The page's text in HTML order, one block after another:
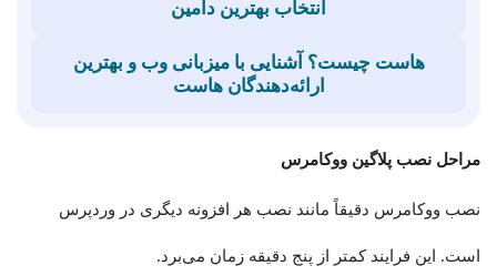
انتخاب بهترین دامین
هاست چیست؟ آشنایی با میزبانی وب و بهترین
ارائه‌دهندگان هاست
مراحل نصب پلاگین ووکامرس
نصب ووکامرس دقیقاً مانند نصب هر افزونه دیگری در وردپرس
است. این فرایند کمتر از پنج دقیقه زمان می‌برد.